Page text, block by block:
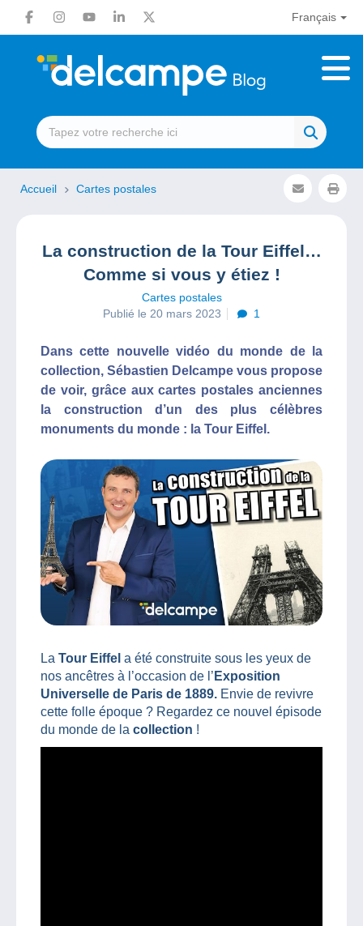
Français
Accueil Cartes postales
La construction de la Tour Eiffel…
Comme si vous y étiez !
Cartes postales
Publié le 20 mars 2023
1
Dans cette nouvelle vidéo du monde de la
collection, Sébastien Delcampe vous propose
de voir, grâce aux cartes postales anciennes
la construction d’un des plus célèbres
monuments du monde : la Tour Eiffel.
La Tour Eiffel a été construite sous les yeux de
nos ancêtres à l’occasion de l’ Exposition
Universelle de Paris de 1889. Envie de revivre
cette folle époque ? Regardez ce nouvel épisode
du monde de la collection !